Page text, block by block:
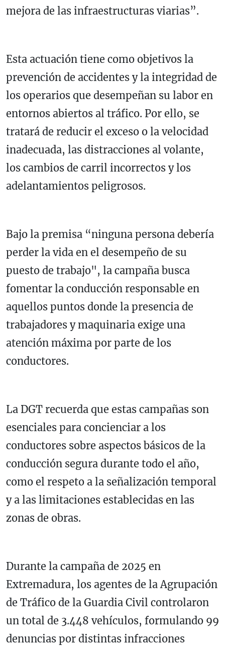
mejora de las infraestructuras viarias”.
Esta actuación tiene como objetivos la
prevención de accidentes y la integridad de
los operarios que desempeñan su labor en
entornos abiertos al tráfico. Por ello, se
tratará de reducir el exceso o la velocidad
inadecuada, las distracciones al volante,
los cambios de carril incorrectos y los
adelantamientos peligrosos.
Bajo la premisa “ninguna persona debería
perder la vida en el desempeño de su
puesto de trabajo", la campaña busca
fomentar la conducción responsable en
aquellos puntos donde la presencia de
trabajadores y maquinaria exige una
atención máxima por parte de los
conductores.
La DGT recuerda que estas campañas son
esenciales para concienciar a los
conductores sobre aspectos básicos de la
conducción segura durante todo el año,
como el respeto a la señalización temporal
y a las limitaciones establecidas en las
zonas de obras.
Durante la campaña de 2025 en
Extremadura, los agentes de la Agrupación
de Tráfico de la Guardia Civil controlaron
un total de 3.448 vehículos, formulando 99
denuncias por distintas infracciones